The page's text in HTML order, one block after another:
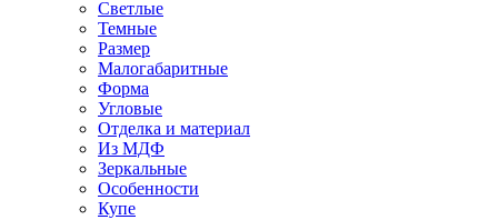
Светлые
Темные
Размер
Малогабаритные
Форма
Угловые
Отделка и материал
Из МДФ
Зеркальные
Особенности
Купе